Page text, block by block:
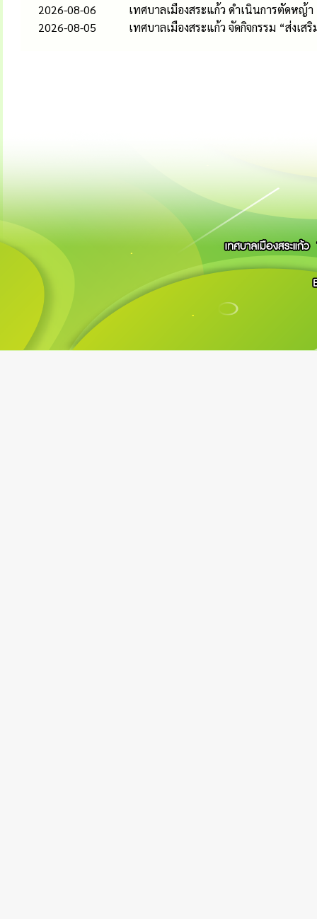
2026-08-06
เทศบาลเมืองสระแก้ว ดำเนินการตัดหญ้า
2026-08-05
เทศบาลเมืองสระแก้ว จัดกิจกรรม “ส่งเ